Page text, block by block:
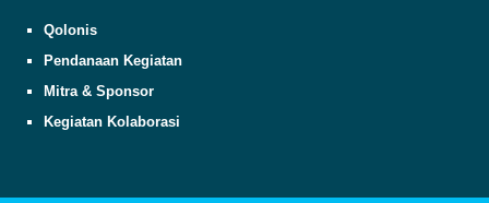
Qolonis
Pendanaan Kegiatan
Mitra & Sponsor
Kegiatan Kolaborasi